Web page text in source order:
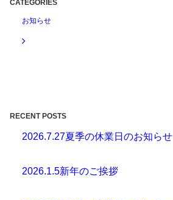
CATEGORIES
お知らせ
RECENT POSTS
2026.7.27夏季の休業日のお知らせ
2026.1.5新年のご挨拶